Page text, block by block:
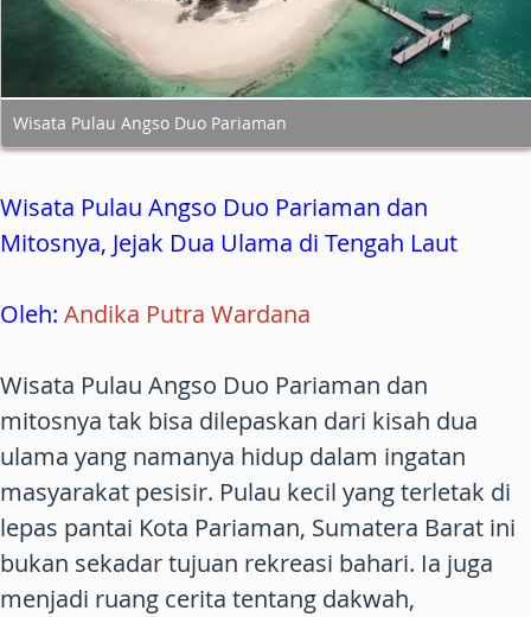
Wisata Pulau Angso Duo Pariaman
Wisata Pulau Angso Duo Pariaman dan
Mitosnya, Jejak Dua Ulama di Tengah Laut
Oleh: Andika Putra Wardana
Wisata Pulau Angso Duo Pariaman dan
mitosnya tak bisa dilepaskan dari kisah dua
ulama yang namanya hidup dalam ingatan
masyarakat pesisir. Pulau kecil yang terletak di
lepas pantai Kota Pariaman, Sumatera Barat ini
bukan sekadar tujuan rekreasi bahari. Ia juga
menjadi ruang cerita tentang dakwah,